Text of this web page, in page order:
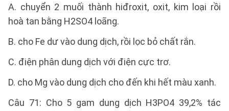
A. chuyển 2 muối thành hiđroxit, oxit, kim loại rồi
hoà tan bằng H2SO4 loãng.
B. cho Fe dư vào dung dịch, rồi lọc bỏ chất rắn.
C. điện phân dung dịch với điện cực trơ.
D. cho Mg vào dung dịch cho đến khi hết màu xanh.
Câu 71: Cho 5 gam dung dịch H3PO4 39,2% tác